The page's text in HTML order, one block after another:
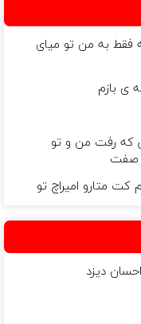
فقط به من تو میای
ی بازم
که رفت من و تو
صفت
متارو امیراچ تو
دیزد